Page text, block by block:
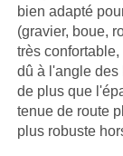
bien adapté
(gravier, boue,
très
dû à l'angle des
de plus que
tenue de route
plus robuste